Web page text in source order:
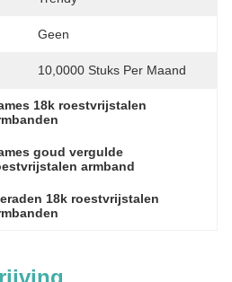
Geen
10,0000 Stuks Per Maand
18k roestvrijstalen
goud vergulde
armband
18k roestvrijstalen